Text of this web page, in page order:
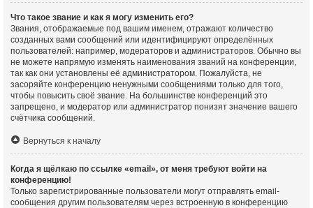
Что такое звание и как я могу изменить его?
Звания, отображаемые под вашим именем, отражают количество
созданных вами сообщений или идентифицируют определённых
пользователей: например, модераторов и администраторов. Обычно вы
не можете напрямую изменять наименования званий на конференции,
так как они установлены её администратором. Пожалуйста, не
засоряйте конференцию ненужными сообщениями только для того,
чтобы повысить своё звание. На большинстве конференций это
запрещено, и модератор или администратор понизят значение вашего
счётчика сообщений.
Вернуться к началу
Когда я щёлкаю по ссылке «email», от меня требуют войти на
конференцию!
Только зарегистрированные пользователи могут отправлять email-
сообщения другим пользователям через встроенную в конференцию